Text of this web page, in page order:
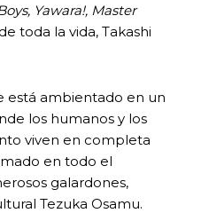
Yawara!, Master
toda la vida, Takashi
está ambientado en un
los humanos y los
viven en completa
en todo el
galardones,
Tezuka Osamu.